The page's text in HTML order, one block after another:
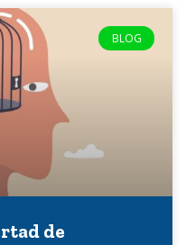
BLOG
de